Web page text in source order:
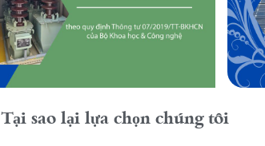
Tại sao lại lựa chọn chúng tôi